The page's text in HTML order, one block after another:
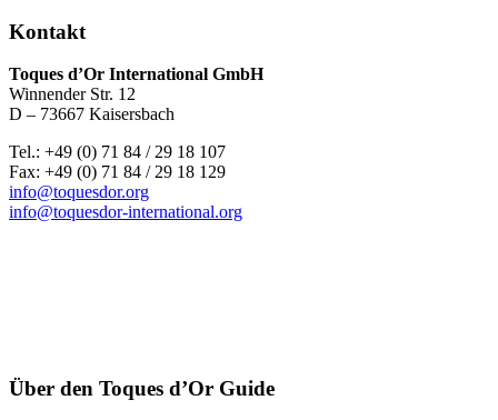
Kontakt
Toques d’Or International GmbH
Winnender Str. 12
D – 73667 Kaisersbach
Tel.: +49 (0) 71 84 / 29 18 107
Fax: +49 (0) 71 84 / 29 18 129
info@toquesdor.org
info@toquesdor-international.org
Über den Toques d’Or Guide